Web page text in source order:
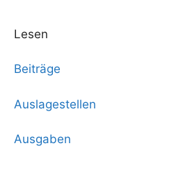
Lesen
Beiträge
Auslagestellen
Ausgaben